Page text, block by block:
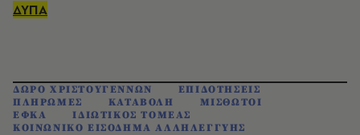
ΔΥΠΑ
ΔΩΡΟ ΧΡΙΣΤΟΥΓΕΝΝΩΝ
ΕΠΙΔΟΤΗΣΕΙΣ
ΠΛΗΡΩΜΕΣ
ΚΑΤΑΒΟΛΗ
ΜΙΣΘΩΤΟΙ
ΕΦΚΑ
ΙΔΙΩΤΙΚΟΣ ΤΟΜΕΑΣ
ΚΟΙΝΩΝΙΚΟ ΕΙΣΟΔΗΜΑ ΑΛΛΗΛΕΓΓΥΗΣ